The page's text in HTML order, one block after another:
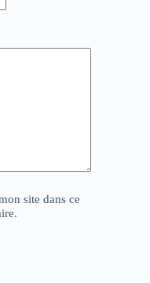
site dans ce